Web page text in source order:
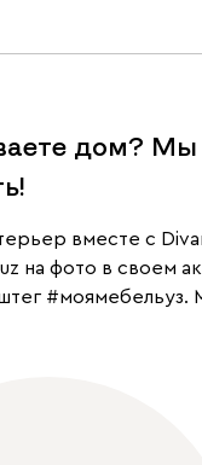
дом? Мы
вместе с
на фото в своем
#моямебельуз.